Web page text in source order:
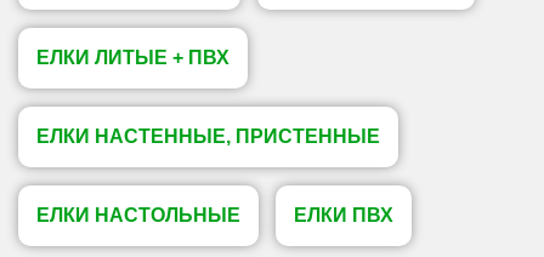
ЕЛКИ ЛИТЫЕ + ПВХ
ЕЛКИ НАСТЕННЫЕ, ПРИСТЕННЫЕ
ЕЛКИ НАСТОЛЬНЫЕ ЕЛКИ ПВХ